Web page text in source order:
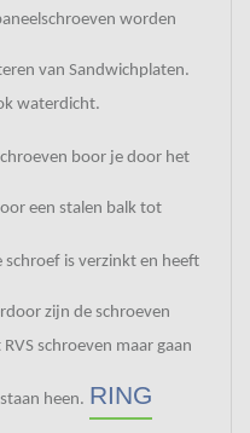
worden
van Sandwichplaten.
waterdicht.
boor je door het
een stalen balk tot
schroef is verzinkt en heeft
zijn de schroeven
schroeven maar gaan
heen. RING